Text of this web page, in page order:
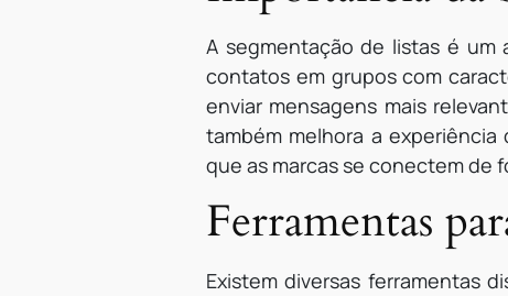
A segmentação de listas é um
contatos em grupos com
enviar mensagens mais
também melhora a
que as marcas se conectem de
Ferramentas
Existem diversas ferramentas